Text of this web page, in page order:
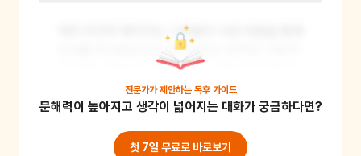
책의 마지막 페이지는 나무들이 서로 바람을 통해
인사를 주고받는다고 이야기하고 있지요. 어린이
와 함께 나무들이 어떤 인사말, 어떤 이야기를 주
고받았을지 상상하며 이야기 해보세요. 팔과 손가
락을 뻗어 몸으로 나무 흉내를 내며 이야기를 나
누면 더 재미있을 거예요. 상상력과 언어 표현력
을 기를 수 있는 놀이예요.
전문가가 제안하는 독후 가이드
문해력이 높아지고 생각이 넓어지는 대화가 궁금하다면?
첫 7일 무료로 바로보기